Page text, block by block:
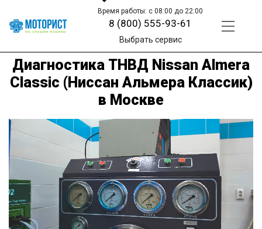
Время работы: с 08:00 до 22:00
8 (800) 555-93-61
Выбрать сервис
Диагностика ТНВД Nissan Almera
Classic (Ниссан Альмера Классик)
в Москве